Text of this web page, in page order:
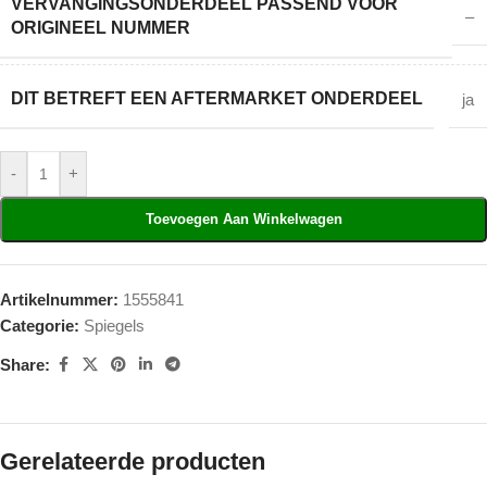
VERVANGINGSONDERDEEL PASSEND VOOR
ORIGINEEL NUMMER
–
DIT BETREFT EEN AFTERMARKET ONDERDEEL ja
- +
Toevoegen Aan Winkelwagen
Artikelnummer: 1555841
Categorie: Spiegels
Share:
Gerelateerde producten